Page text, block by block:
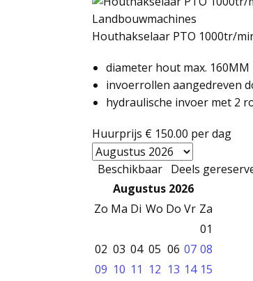
Landbouwmachines
Houthakselaar PTO 1000tr/
diameter hout max. 160MM
invoerrollen aangedreven
hydraulische invoer met 2
Huurprijs € 150.00 per dag
Beschikbaar Deels
Augustus 2026
Zo Ma Di Wo Do Vr Za
01
02 03 04 05 06 07 08
09 10 11 12 13 14 15